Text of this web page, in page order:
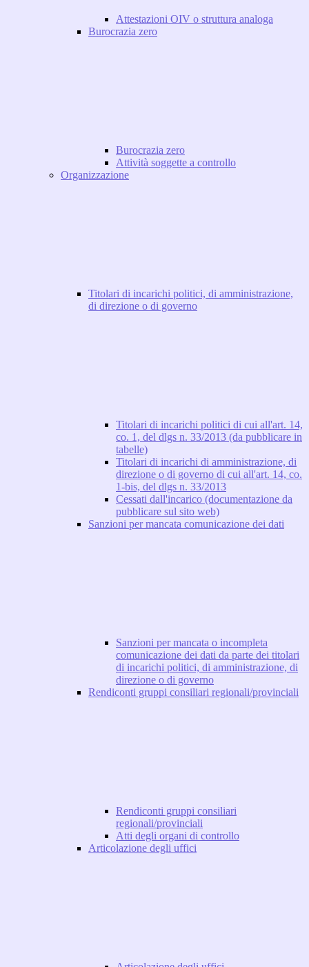
Attestazioni OIV o struttura analoga
Burocrazia zero
Burocrazia zero
Attività soggette a controllo
Organizzazione
Titolari di incarichi politici, di amministrazione,
di direzione o di governo
Titolari di incarichi politici di cui all'art. 14,
co. 1, del dlgs n. 33/2013 (da pubblicare in
tabelle)
Titolari di incarichi di amministrazione, di
direzione o di governo di cui all'art. 14, co.
1-bis, del dlgs n. 33/2013
Cessati dall'incarico (documentazione da
pubblicare sul sito web)
Sanzioni per mancata comunicazione dei dati
Sanzioni per mancata o incompleta
comunicazione dei dati da parte dei titolari
di incarichi politici, di amministrazione, di
direzione o di governo
Rendiconti gruppi consiliari regionali/provinciali
Rendiconti gruppi consiliari
regionali/provinciali
Atti degli organi di controllo
Articolazione degli uffici